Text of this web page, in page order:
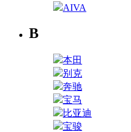
AIVA
B
本田
别克
奔驰
宝马
比亚迪
宝骏